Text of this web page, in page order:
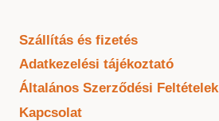
Szállítás és fizetés
Adatkezelési tájékoztató
Általános Szerződési Feltételek
Kapcsolat